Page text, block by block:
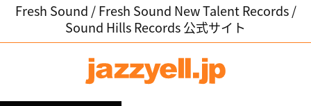
Fresh Sound / Fresh Sound New Talent Records /
Sound Hills Records 公式サイト